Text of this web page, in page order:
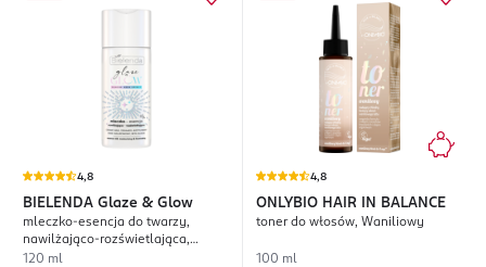
4,8
BIELENDA Glaze & Glow
mleczko-esencja do twarzy,
nawilżająco-rozświetlająca,
glazed skin effect
120 ml
4,8
ONLYBIO HAIR IN BALANCE
toner do włosów, Waniliowy
100 ml